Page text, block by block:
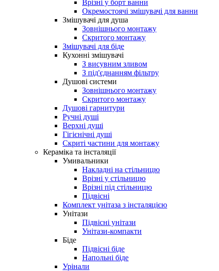
Врізні у борт ванни
Окремостоячі змішувачі для ванни
Змішувачі для душа
Зовнішнього монтажу
Скритого монтажу
Змішувачі для біде
Кухонні змішувачі
З висувним зливом
З під'єднанням фільтру
Душові системи
Зовнішнього монтажу
Скритого монтажу
Душові гарнитури
Ручні душі
Верхні душі
Гігієнічні душі
Скриті частини для монтажу
Кераміка та інсталяції
Умивальники
Накладні на стільницю
Врізні у стільницю
Врізні під стільницю
Підвісні
Комплект унітаза з інсталяцією
Унітази
Підвісні унітази
Унітази-компакти
Біде
Підвісні біде
Напольні біде
Урінали